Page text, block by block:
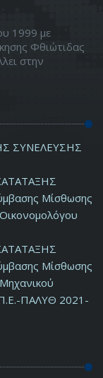
1999 με
Φθιώτιδας
στην
ΣΥΝΕΛΕΥΣΗΣ
Μίσθωσης
Μίσθωσης
Π.Ε.-ΠΑΛΥΘ 2021-